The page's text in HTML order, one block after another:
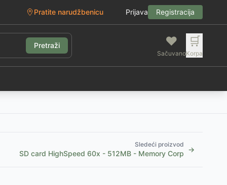
Pratite narudžbenicu Prijava Registracija
Pretraži ❤️
Sačuvano
🛒
Korpa
Sledeći proizvod
SD card HighSpeed 60x - 512MB - Memory Corp →